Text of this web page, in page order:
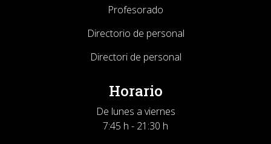
Profesorado
Directorio de personal
Directori de personal
Horario
De lunes a viernes
7:45 h - 21:30 h